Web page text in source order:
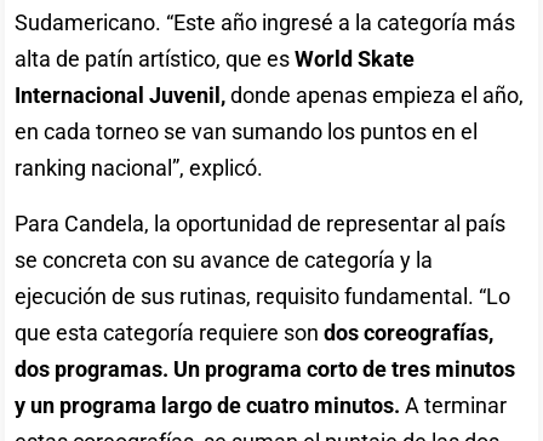
Sudamericano. “Este año ingresé a la categoría más
alta de patín artístico, que esWorld Skate
Internacional Juvenil,donde apenas empieza el año,
en cada torneo se van sumando los puntos en el
ranking nacional”, explicó.
Para Candela, la oportunidad de representar al país
se concreta con su avance de categoría y la
ejecución de sus rutinas, requisito fundamental. “Lo
que esta categoría requiere sondos coreografías,
dos programas. Un programa corto de tres minutos
y un programa largo de cuatro minutos. A terminar